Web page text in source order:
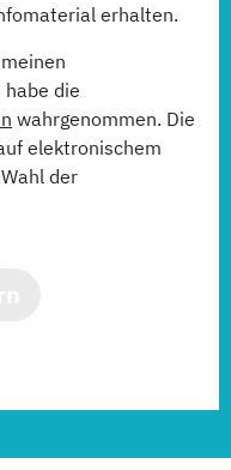
erhalten.
habe die
wahrgenommen. Die
elektronischem
der